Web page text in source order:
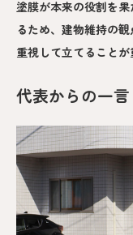
塗膜が本来の役割を
るため、建物維持の
重視して立てることが
代表からの一言